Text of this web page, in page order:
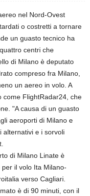
nel Nord-Ovest
o costretti a tornare
un guasto tecnico ha
centri che
di Milano è deputato
compreso fra Milano,
un aereo in volo. A
come FlightRadar24, che
"A causa di un guasto
aeroporti di Milano e
alternativi e i sorvoli
di Milano Linate è
il volo Ita Milano-
verso Cagliari.
è di 90 minuti, con il